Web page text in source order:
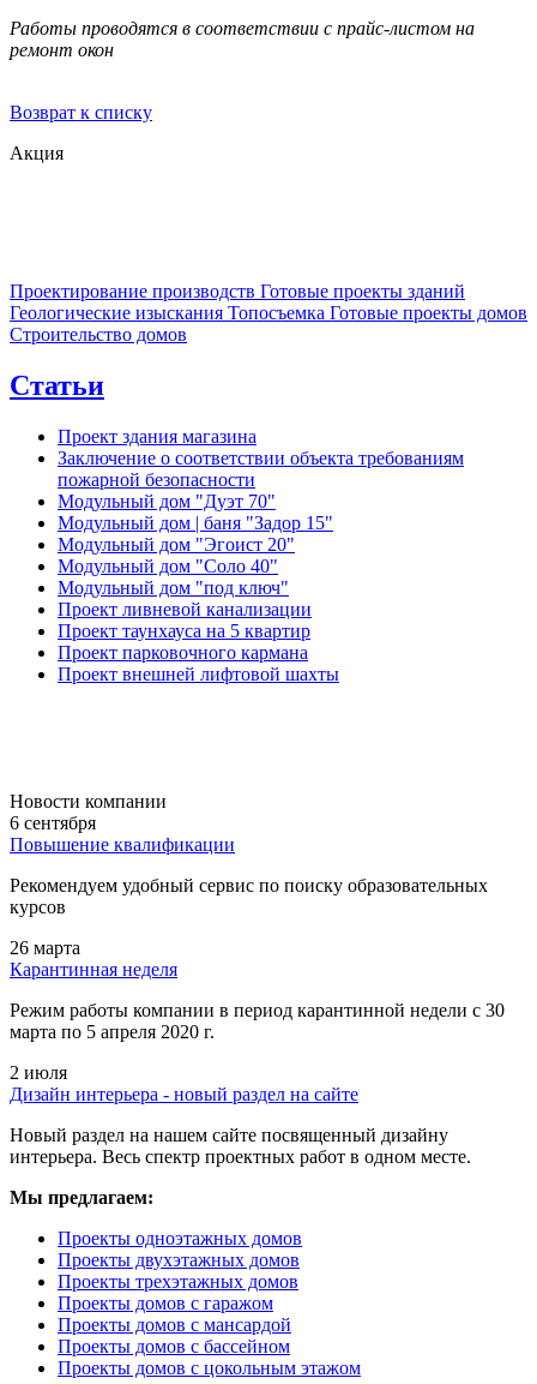
Работы проводятся в соответствии с прайс-листом на
ремонт окон
Возврат к списку
Акция
Проектирование производств Готовые проекты зданий
Геологические изыскания Топосъемка Готовые проекты домов
Строительство домов
Статьи
Проект здания магазина
Заключение о соответствии объекта требованиям
пожарной безопасности
Модульный дом "Дуэт 70"
Модульный дом | баня "Задор 15"
Модульный дом "Эгоист 20"
Модульный дом "Соло 40"
Модульный дом "под ключ"
Проект ливневой канализации
Проект таунхауса на 5 квартир
Проект парковочного кармана
Проект внешней лифтовой шахты
Новости компании
6 сентября
Повышение квалификации
Рекомендуем удобный сервис по поиску образовательных
курсов
26 марта
Карантинная неделя
Режим работы компании в период карантинной недели c 30
марта по 5 апреля 2020 г.
2 июля
Дизайн интерьера - новый раздел на сайте
Новый раздел на нашем сайте посвященный дизайну
интерьера. Весь спектр проектных работ в одном месте.
Мы предлагаем:
Проекты одноэтажных домов
Проекты двухэтажных домов
Проекты трехэтажных домов
Проекты домов с гаражом
Проекты домов с мансардой
Проекты домов с бассейном
Проекты домов с цокольным этажом